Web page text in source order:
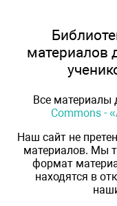
материалов
Все материалы
Commons -
Наш сайт не
материалов. Мы
формат
находятся в